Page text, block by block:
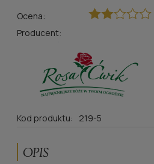
Ocena:
Producent:
Kod produktu: 219-5
OPIS